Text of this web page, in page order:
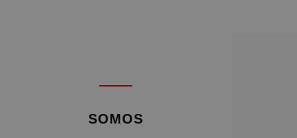
SOMOS